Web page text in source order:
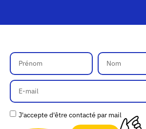
J'accepte d'être contacté par mail